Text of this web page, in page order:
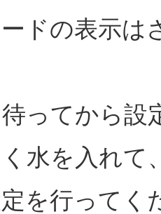
ドの表示は
ってから設
水を入れて
を行ってく